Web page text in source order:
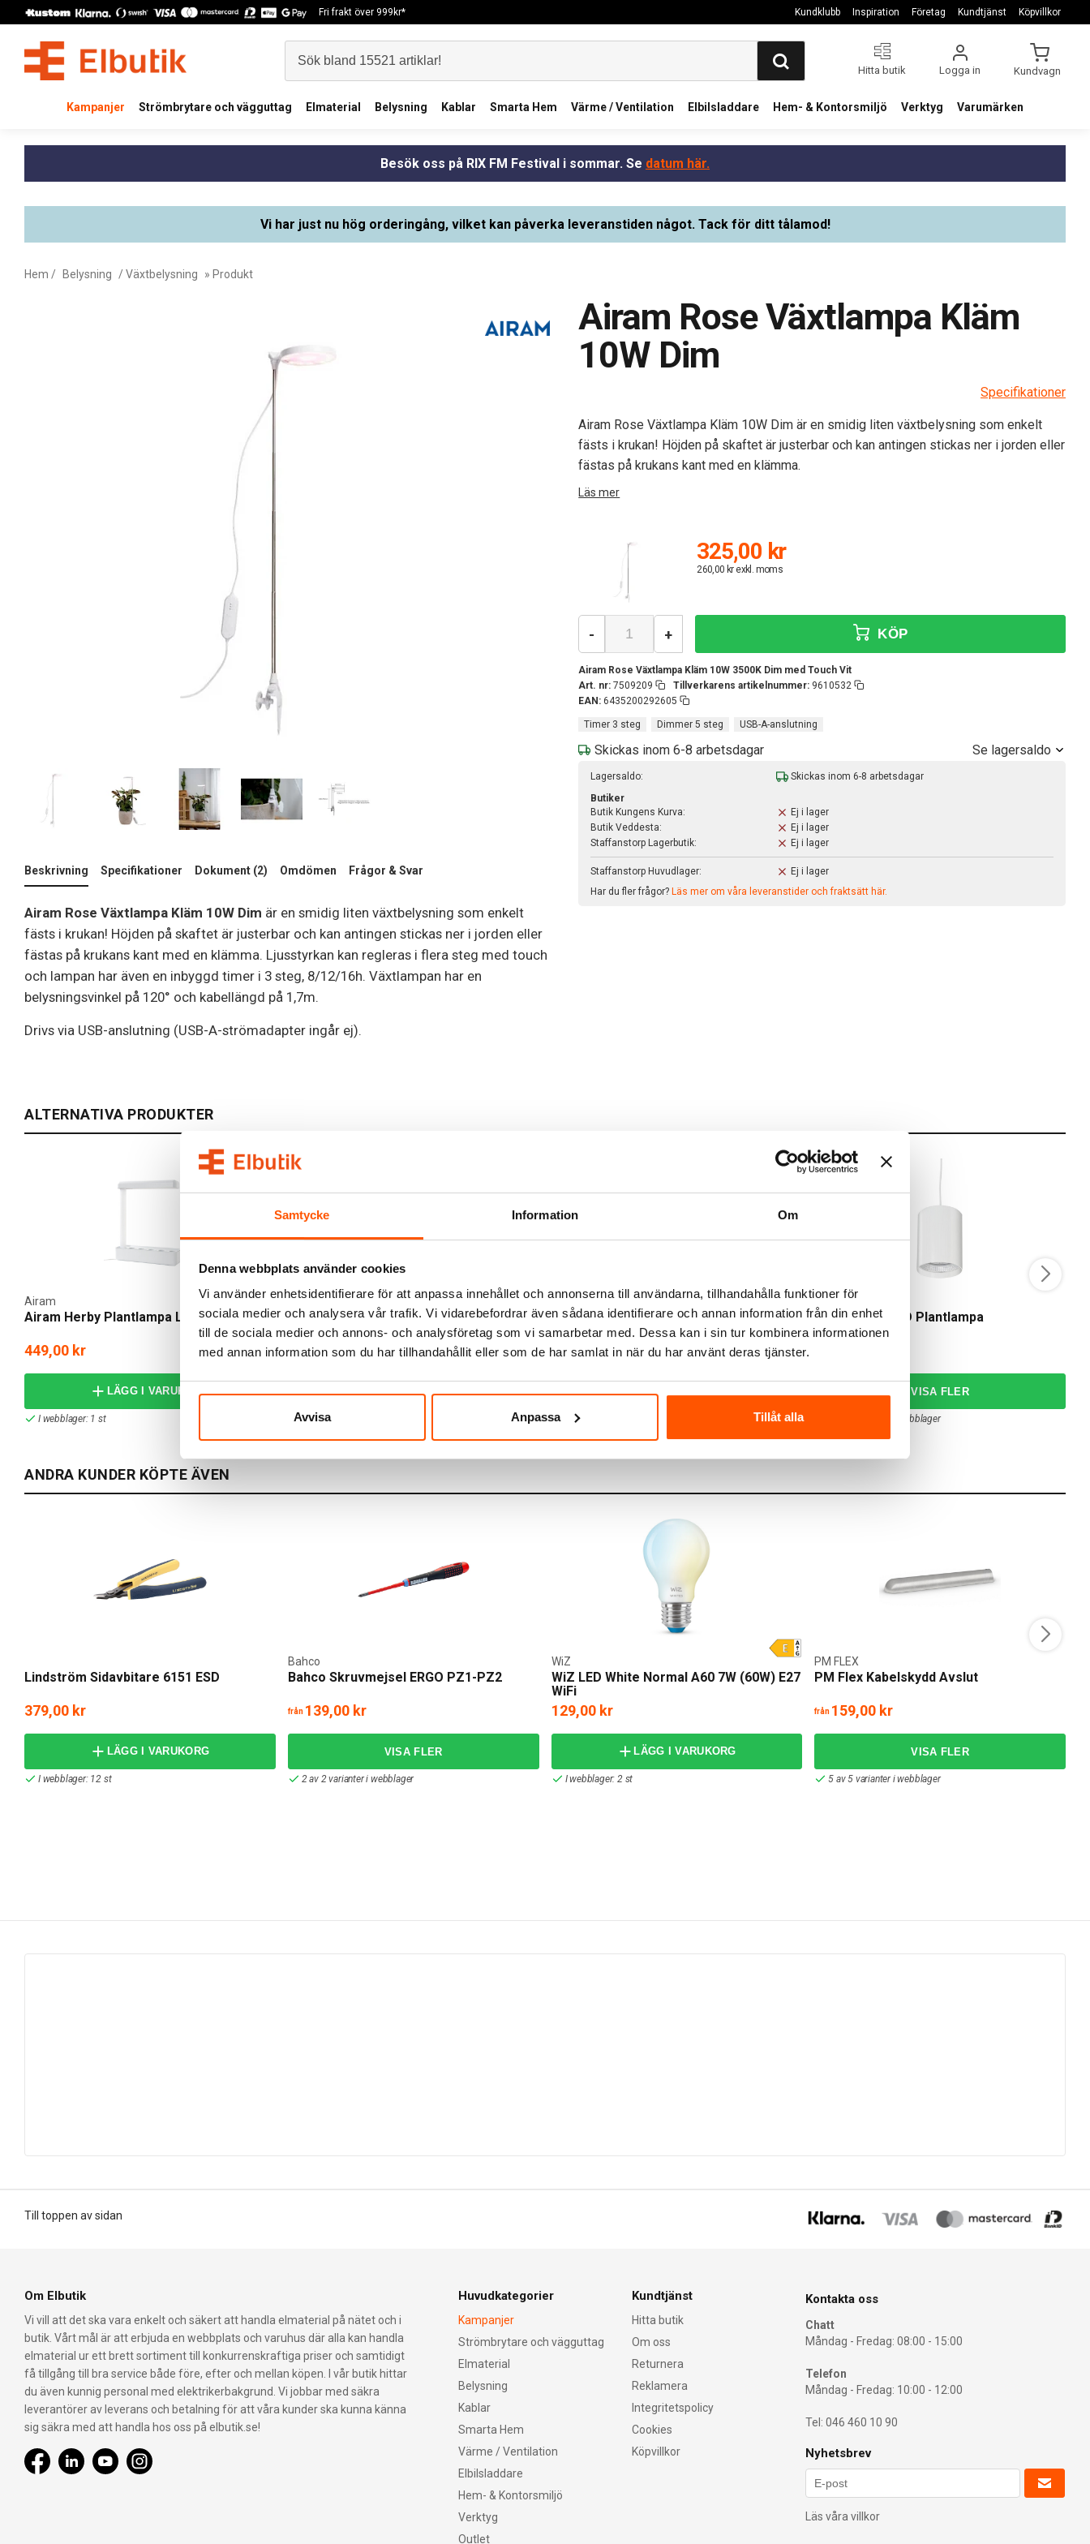
Samtycke Information Om
Denna webbplats använder cookies
Vi använder enhetsidentifierare för att anpassa innehållet och annonserna till användarna, tillhandahålla funktioner för
sociala medier och analysera vår trafik. Vi vidarebefordrar även sådana identifierare och annan information från din enhet
till de sociala medier och annons- och analysföretag som vi samarbetar med. Dessa kan i sin tur kombinera informationen
med annan information som du har tillhandahållit eller som de har samlat in när du har använt deras tjänster.
Avvisa Anpassa Tillåt alla
Fri frakt över 999kr* Kundklubb Inspiration Företag Kundtjänst Köpvillkor
Hitta butik Logga in Kundvagn
Kampanjer Strömbrytare och vägguttag Elmaterial Belysning Kablar Smarta Hem Värme / Ventilation Elbilsladdare Hem- & Kontorsmiljö Verktyg Varumärken
Besök oss på RIX FM Festival i sommar. Se datum här.
Vi har just nu hög orderingång, vilket kan påverka leveranstiden något. Tack för ditt tålamod!
Hem / Belysning /Växtbelysning » Produkt
Beskrivning Specifikationer Dokument (2) Omdömen Frågor & Svar
Airam Rose Växtlampa Kläm 10W Dim är en smidig liten växtbelysning som enkelt
fästs i krukan! Höjden på skaftet är justerbar och kan antingen stickas ner i jorden eller
fästas på krukans kant med en klämma. Ljusstyrkan kan regleras i flera steg med touch
och lampan har även en inbyggd timer i 3 steg, 8/12/16h. Växtlampan har en
belysningsvinkel på 120° och kabellängd på 1,7m.
Drivs via USB-anslutning (USB-A-strömadapter ingår ej).
Airam Rose Växtlampa Kläm
10W Dim
Specifikationer
Airam Rose Växtlampa Kläm 10W Dim är en smidig liten växtbelysning som enkelt
fästs i krukan! Höjden på skaftet är justerbar och kan antingen stickas ner i jorden eller
fästas på krukans kant med en klämma.
Läs mer
325,00 kr
260,00 kr exkl. moms
Airam Rose Växtlampa Kläm 10W 3500K Dim med Touch Vit
Art. nr: 7509209 Tillverkarens artikelnummer: 9610532
EAN: 6435200292605
- + KÖP
Timer 3 steg Dimmer 5 steg USB-A-anslutning
Skickas inom 6-8 arbetsdagar Se lagersaldo
Lagersaldo:
Skickas inom 6-8 arbetsdagar
Butiker
Butik Kungens Kurva:
Ej i lager
Butik Veddesta:
Ej i lager
Staffanstorp Lagerbutik:
Ej i lager
Staffanstorp Huvudlager:
Ej i lager
Har du fler frågor? Läs mer om våra leveranstider och fraktsätt här.
ALTERNATIVA PRODUKTER
Airam Herby Plantlampa LED 10W
Airam
449,00 kr
LÄGG I VARUKORG
I webblager: 1 st
Nordlux Matis Klämlampa
Nordlux
389,00 kr
Skickas inom 6-8 arbetsdagar
Airam LED Växtlampa PAR30 10W E27
Airam
119,00 kr
LÄGG I VARUKORG
I webblager: 22 st
Airam Fiora LED Plantlampa
Airam
1 av 2 varianter i webblager
ANDRA KUNDER KÖPTE ÄVEN
Lindström Sidavbitare 6151 ESD
379,00 kr
LÄGG I VARUKORG
I webblager: 12 st
Bahco Skruvmejsel ERGO PZ1-PZ2
Bahco
från 139,00 kr
2 av 2 varianter i webblager
WiZ LED White Normal A60 7W (60W) E27
WiFi
WiZ
129,00 kr
LÄGG I VARUKORG
I webblager: 2 st
PM Flex Kabelskydd Avslut
PM FLEX
från 159,00 kr
5 av 5 varianter i webblager
Till toppen av sidan
Om Elbutik
Vi vill att det ska vara enkelt och säkert att handla elmaterial på nätet och i
butik. Vårt mål är att erbjuda en webbplats och varuhus där alla kan handla
elmaterial ur ett brett sortiment till konkurrenskraftiga priser och samtidigt
få tillgång till bra service både före, efter och mellan köpen. I vår butik hittar
du även kunnig personal med elektrikerbakgrund. Vi jobbar med säkra
leverantörer av leverans och betalning för att våra kunder ska kunna känna
sig säkra med att handla hos oss på elbutik.se!
Huvudkategorier
Kampanjer
Strömbrytare och vägguttag
Elmaterial
Belysning
Kablar
Smarta Hem
Värme / Ventilation
Elbilsladdare
Hem- & Kontorsmiljö
Verktyg
Outlet
Kundtjänst
Hitta butik
Om oss
Returnera
Reklamera
Integritetspolicy
Cookies
Köpvillkor
Kontakta oss
Chatt
Måndag - Fredag: 08:00 - 15:00
Telefon
Måndag - Fredag: 10:00 - 12:00
Tel: 046 460 10 90
Nyhetsbrev
Läs våra villkor